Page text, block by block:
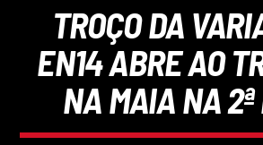
TROÇO DA
EN14 ABRE AO
NA MAIA NA